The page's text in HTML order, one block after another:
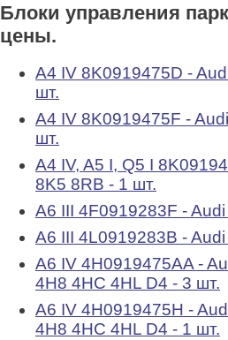
Блоки управления
цены.
A4 IV 8K0919475D -
шт.
A4 IV 8K0919475F -
шт.
A4 IV, A5 I, Q5 I
8K5 8RB - 1 шт.
A6 III 4F0919283F -
A6 III 4L0919283B -
A6 IV 4H0919475AA -
4H8 4HC 4HL D4 - 3 шт.
A6 IV 4H0919475H -
4H8 4HC 4HL D4 - 1 шт.